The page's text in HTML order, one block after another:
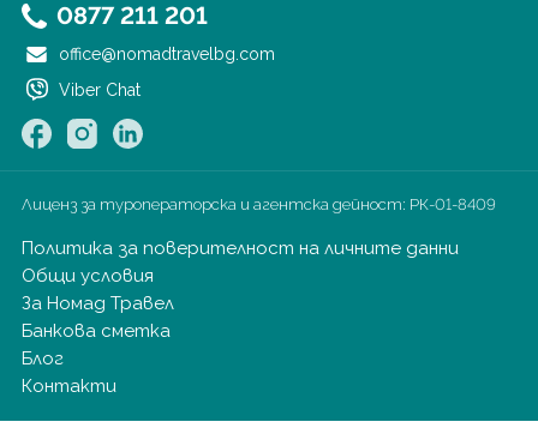
0877 211 201
office@nomadtravelbg.com
Viber Chat
Лиценз за туроператорска и агентска дейност: РК-01-8409
Политика за поверителност на личните данни
Общи условия
За Номад Травел
Банкова сметка
Блог
Контакти